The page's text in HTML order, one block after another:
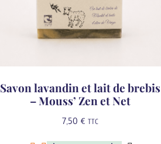
Savon lavandin et lait de brebis
– Mouss’ Zen et Net
7,50 € TTC